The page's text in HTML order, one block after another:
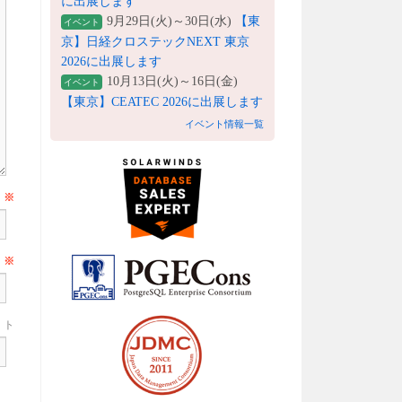
※
※
イベント 9月29日(火)～30日(水)
【東
京】日経クロステックNEXT 東京
2026に出展します
イベント
10月13日(火)～16日(金)
【東京】CEATEC 2026に出展します
イベント情報一覧